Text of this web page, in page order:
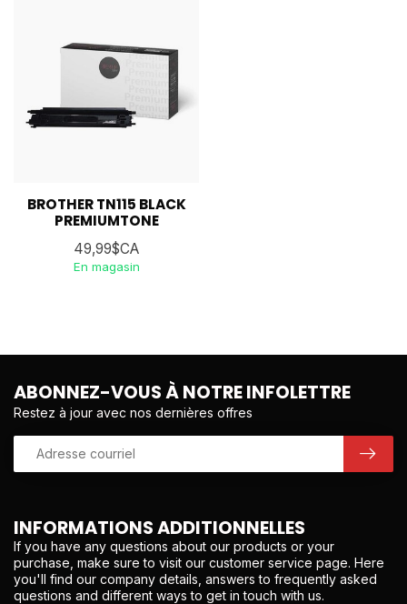
BROTHER TN115 BLACK
PREMIUMTONE
49,99$CA
En magasin
INFORMATIONS ADDITIONNELLES
If you have any questions about our products or your
purchase, make sure to visit our customer service page. Here
you'll find our company details, answers to frequently asked
questions and different ways to get in touch with us.
ABONNEZ-VOUS À NOTRE INFOLETTRE
Restez à jour avec nos dernières offres